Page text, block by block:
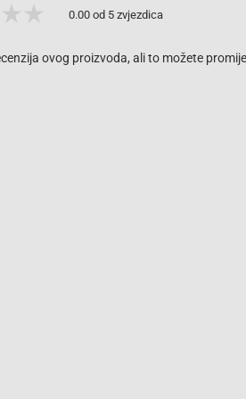
0.00 od 5 zvjezdica
ovog proizvoda, ali to možete